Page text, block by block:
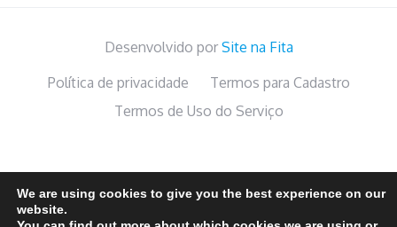
Desenvolvido por Site na Fita
Política de privacidade
Termos para Cadastro
Termos de Uso do Serviço
We are using cookies to give you the best experience on our
website.